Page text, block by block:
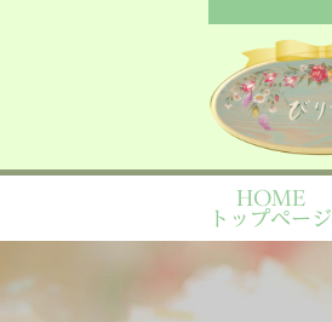
HOME
トップページ